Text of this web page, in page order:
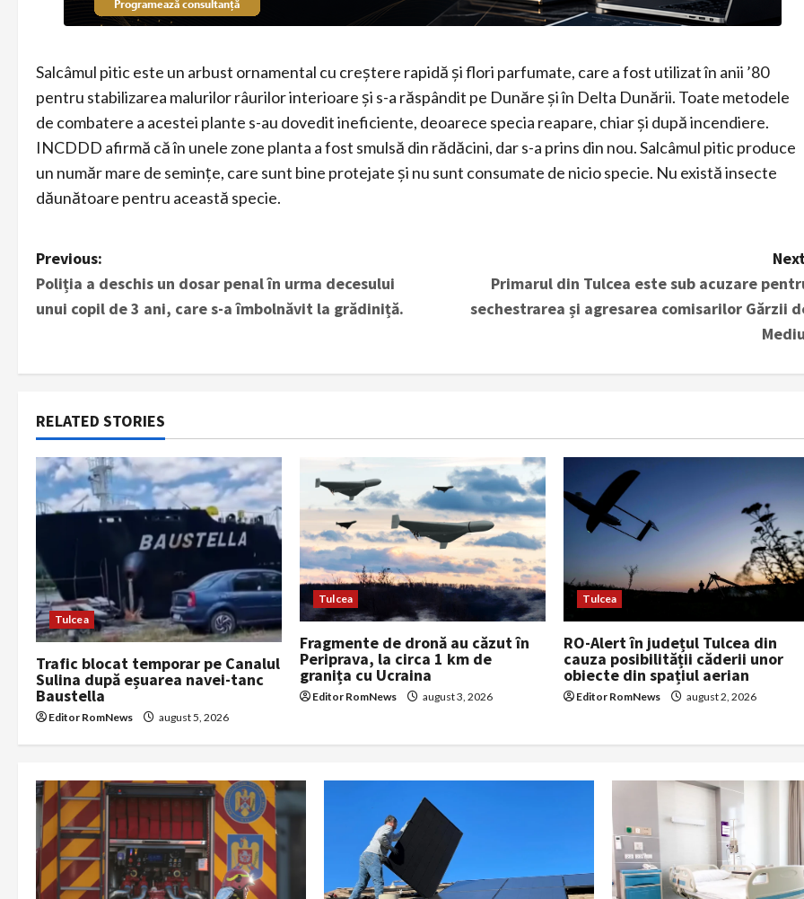
Salcâmul pitic este un arbust ornamental cu creștere rapidă și flori parfumate, care a fost utilizat în anii ’80
pentru stabilizarea malurilor râurilor interioare și s-a răspândit pe Dunăre și în Delta Dunării. Toate metodele
de combatere a acestei plante s-au dovedit ineficiente, deoarece specia reapare, chiar și după incendiere.
INCDDD afirmă că în unele zone planta a fost smulsă din rădăcini, dar s-a prins din nou. Salcâmul pitic produce
un număr mare de semințe, care sunt bine protejate și nu sunt consumate de nicio specie. Nu există insecte
dăunătoare pentru această specie.
P
o
t
n
a
v
i
g
a
t
i
o
n
Previous:
Poliția a deschis un dosar penal în urma decesului
unui copil de 3 ani, care s-a îmbolnăvit la grădiniță.
Primarul din Tulcea este sub acuzare
sechestrarea și agresarea comisarilor Gărzii
RELATED STORIES
Tulcea
Trafic blocat temporar pe Canalul
Sulina după eșuarea navei-tanc
Baustella
Editor RomNews august 5, 2026
Tulcea
Fragmente de dronă au căzut în
Periprava, la circa 1 km de
granița cu Ucraina
Editor RomNews august 3, 2026
Tulcea
RO-Alert în județul Tulcea din
cauza posibilității căderii unor
obiecte din spațiul aerian
Editor RomNews august 2, 2026